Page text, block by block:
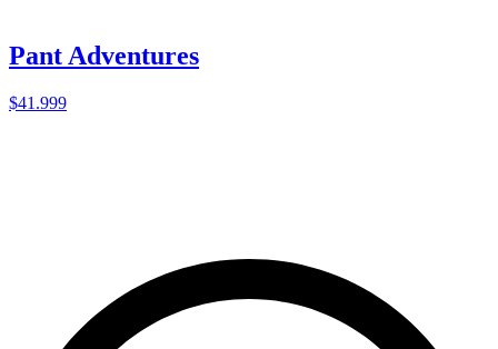
Pant Adventures
$41.999